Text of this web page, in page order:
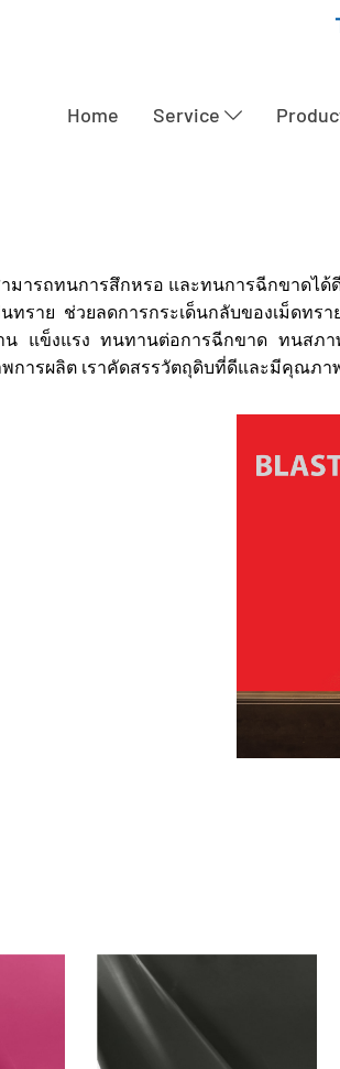
Home Service
ารถทนการสึกหรอ และทนการฉีกขาดได้ดี
ราย ช่วยลดการกระเด็นกลับของเม็ดทร
น แข็งแรง ทนทานต่อการฉีกขาด ทนสภา
การผลิต เราคัดสรรวัตถุดิบที่ดีและมีคุณภา